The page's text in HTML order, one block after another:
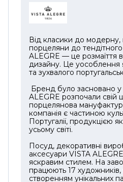
Скульптурний графин
корком допомагає
коктейлів, а келихи з
ідеально лежать у
відчуття балансу та
архітектурну чіткість
елегантністю.
сприяють м’якому
нот, дозволяючи напою
доповнює як класичні
сучасні барні простори.
Vista Alegre Chartres —
Від класики до модерну,
порцеляни до
ALEGRE — це розмаїття
дизайну. Це уособлення
та зухвалого
Бренд було засновано у
ALEGRE розпочали свій
порцелянова
компанія є частиною
Португалії, продукцією
усьому світі.
Посуд, декоративні
аксесуари VISTA
яскравим стилем. На
працюють 17 художників,
створенням унікальних